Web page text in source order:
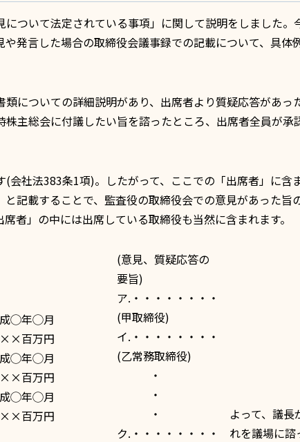
ついて法定されている事項」に関して説明をしました。
発言した場合の取締役会議事録での記載について、具体
についての詳細説明があり、出席者より質疑応答があっ
主総会に付議したい旨を諮ったところ、出席者全員が承
(会社法383条1項)。したがって、ここでの「出席者」に含
記載することで、監査役の取締役会での意見があった旨
者」の中には出席している取締役も当然に含まれます。
成◯年◯月
百万円
成◯年◯月
百万円
成◯年◯月
百万円
(意見、質疑応答の
要旨)
ア.・・・・・・・・
(甲取締役)
イ.・・・・・・・・
(乙常務取締役)
・
・
・
ク.・・・・・・・・
よって、議長
れを議場に諮